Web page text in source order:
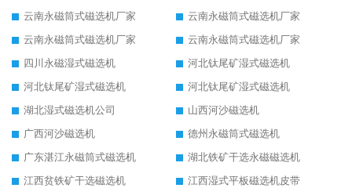
云南永磁筒式磁选机厂家
云南永磁筒式磁选机厂家
云南永磁筒式磁选机厂家
云南永磁筒式磁选机厂家
四川永磁湿式磁选机
河北钛尾矿湿式磁选机
河北钛尾矿湿式磁选机
河北钛尾矿湿式磁选机
湖北湿式磁选机公司
山西河沙磁选机
广西河沙磁选机
德州永磁筒式磁选机
广东湛江永磁筒式磁选机
湖北铁矿干选永磁磁选机
江西贫铁矿干选磁选机
江西湿式平板磁选机皮带